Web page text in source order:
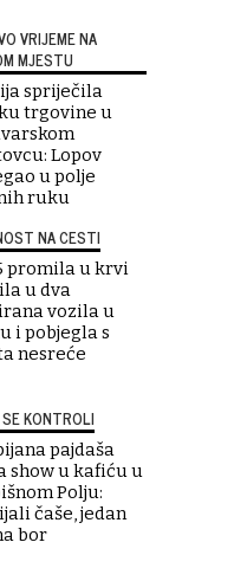
VRIJEME NA
MJESTU
spriječila
trgovine u
Lopov
u polje
ruku
NA CESTI
promila u krvi
u dva
vozila u
i pobjegla s
nesreće
KONTROLI
pajdaša
show u kafiću u
Polju:
čaše, jedan
bor